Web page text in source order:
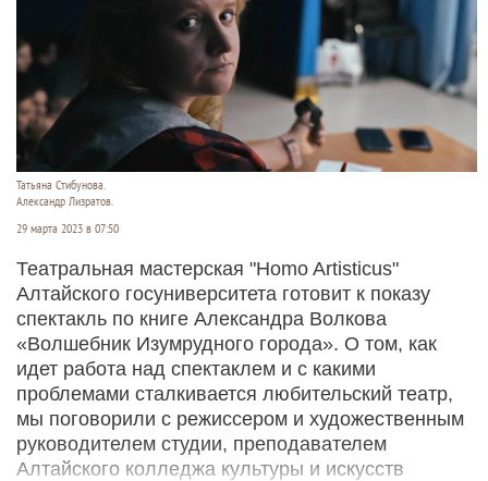
Татьяна Стибунова.
Александр Лизратов.
29 марта 2023 в 07:50
Театральная мастерская "Homo Artisticus"
Алтайского госуниверситета готовит к показу
спектакль по книге Александра Волкова
«Волшебник Изумрудного города». О том, как
идет работа над спектаклем и с какими
проблемами сталкивается любительский театр,
мы поговорили с режиссером и художественным
руководителем студии, преподавателем
Алтайского колледжа культуры и искусств